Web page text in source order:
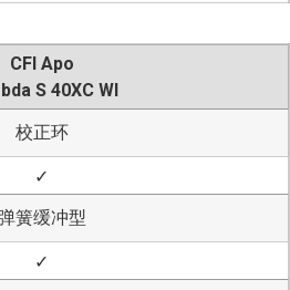
CFI Apo
S 40XC WI
校正环
✓
簧缓冲型
✓